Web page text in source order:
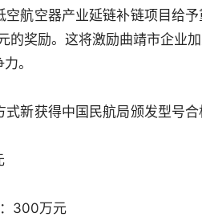
航空器产业延链补链项目给
的奖励。这将激励曲靖市企业
。
新获得中国民航局颁发型号
300万元